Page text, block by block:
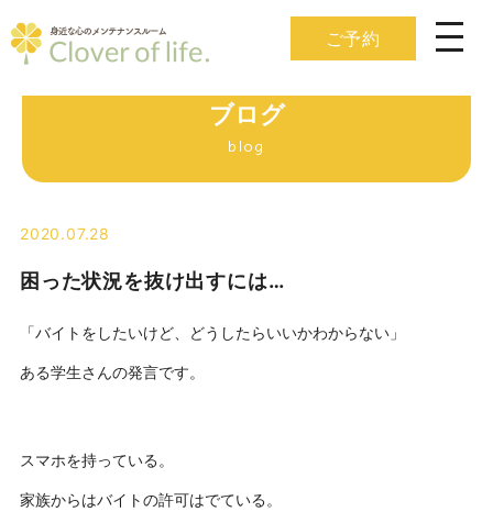
ご予約
ブログ
blog
2020.07.28
困った状況を抜け出すには…
「バイトをしたいけど、どうしたらいいかわからない」
ある学生さんの発言です。
スマホを持っている。
家族からはバイトの許可はでている。